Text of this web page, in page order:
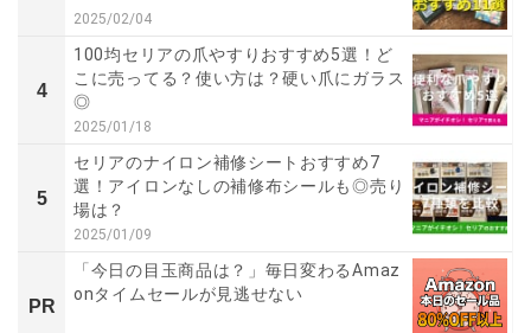
2025/02/04
4
100均セリアの爪やすりおすすめ5選！ど
こに売ってる？使い方は？硬い爪にガラス
◎
2025/01/18
5
セリアのナイロン補修シートおすすめ7
選！アイロンなしの補修布シールも◎売り
場は？
2025/01/09
PR
「今日の目玉商品は？」毎日変わるAmaz
onタイムセールが見逃せない